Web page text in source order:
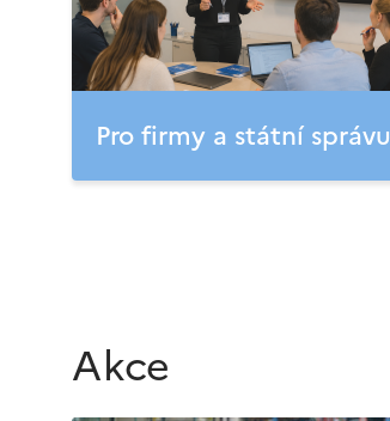
Pro firmy a státní správu
Akce